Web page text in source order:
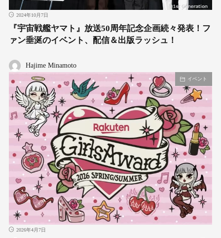
2024年10月7日
『宇宙戦艦ヤマト』放送50周年記念企画続々発表！フ
ァン垂涎のイベント、配信＆出版ラッシュ！
Hajime Minamoto
イベント
2026年4月7日